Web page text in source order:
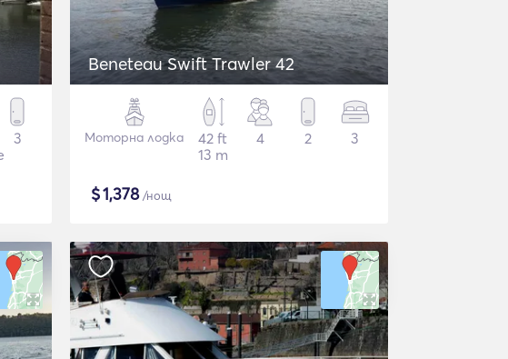
3
Beneteau Swift Trawler 42
Моторна лодка
42 ft
13 m
4 2 3
$1,378/нощ